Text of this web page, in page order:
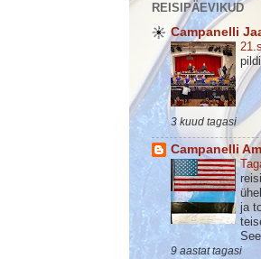
REISIPÄEVIKUD
Campanelli
3 kuud tagasi
Campanelli
ja
9 aastat tagasi